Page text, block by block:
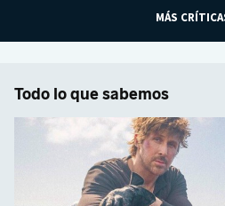
MÁS
Todo lo que sabemos